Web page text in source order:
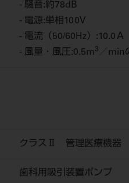
- 騒音:約78dB
- 電源:単相100V
- 電流（50/60Hz）:10.0Ａ
- 風量・風圧:0.5m3 ／min
クラスⅡ 管理医療機器
歯科用吸引装置ポンプ